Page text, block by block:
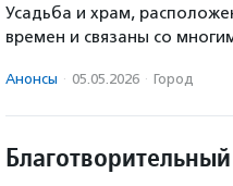
Усадьба и храм,
времен и связаны со
Анонсы · 05.05.2026 · Город